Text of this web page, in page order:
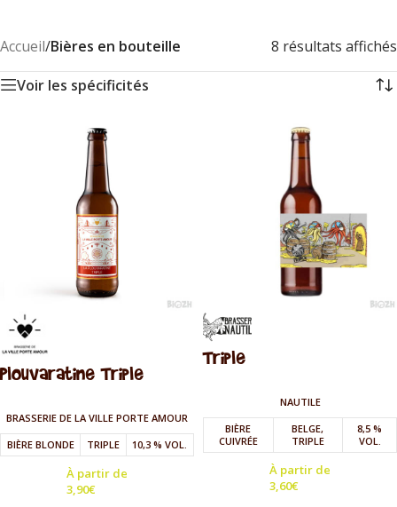
Accueil/Bières en bouteille
8 résultats affichés
Voir les spécificités
Plouvaratine Triple
BRASSERIE DE LA VILLE PORTE AMOUR
BIÈRE BLONDE
TRIPLE 10,3 % VOL.
À partir de
3,90€
Triple
NAUTILE
BIÈRE
CUIVRÉE
BELGE,
TRIPLE
8,5 %
VOL.
À partir de
3,60€